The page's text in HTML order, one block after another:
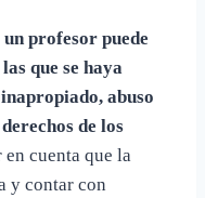
profesor puede
que se haya
abuso
de los
cuenta que la
y contar con